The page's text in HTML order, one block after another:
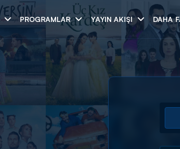
PROGRAMLAR YAYIN AKIŞI DAHA
Arama